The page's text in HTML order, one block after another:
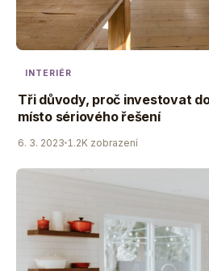
INTERIÉR
Tři důvody, proč investovat
místo sériového řešení
6. 3. 2023 1.2K zobrazení